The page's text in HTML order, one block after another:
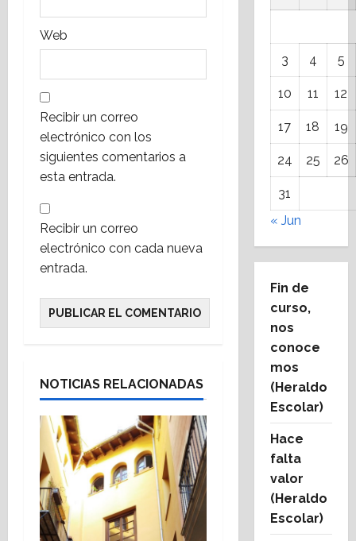
Web
Recibir un correo
electrónico con los
siguientes comentarios a
esta entrada.
Recibir un correo
electrónico con cada nueva
entrada.
NOTICIAS RELACIONADAS
3 4 5
10 11 12
17 18 19
24 25 26
31
« Jun
Fin de
curso,
nos
conoce
mos
(Heraldo
Escolar)
Hace
falta
valor
(Heraldo
Escolar)